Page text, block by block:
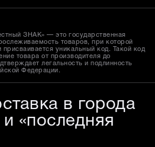
ЗНАК» — это государственная
товаров, при которой
уникальный код. Такой код
товара от производителя до
легальность и подлинность
Федерации.
в города
«последняя